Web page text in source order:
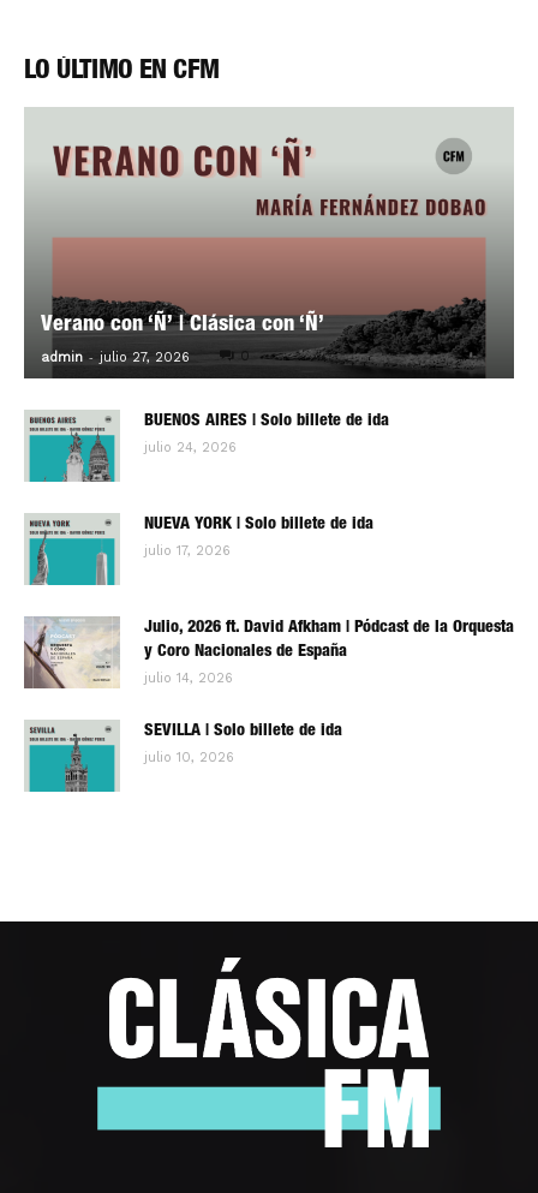
LO ÚLTIMO EN CFM
Verano con ‘Ñ’ | Clásica con ‘Ñ’
admin - julio 27, 2026 0
BUENOS AIRES | Solo billete de ida
julio 24, 2026
NUEVA YORK | Solo billete de ida
julio 17, 2026
Julio, 2026 ft. David Afkham | Pódcast de la Orquesta
y Coro Nacionales de España
julio 14, 2026
SEVILLA | Solo billete de ida
julio 10, 2026